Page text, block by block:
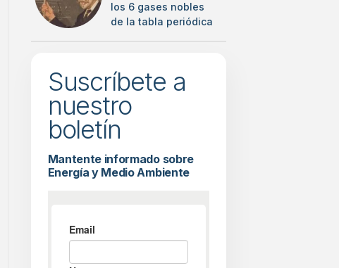
los 6 gases nobles
de la tabla periódica
Suscríbete a
nuestro
boletín
Mantente informado sobre
Energía y Medio Ambiente